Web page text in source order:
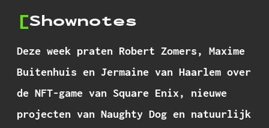
Shownotes
Deze week praten Robert Zomers, Maxime
Buitenhuis en Jermaine van Haarlem over
de NFT-game van Square Enix, nieuwe
projecten van Naughty Dog en natuurlijk